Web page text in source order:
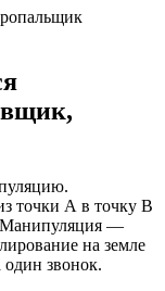
точки А в точку B
Манипуляция —
на земле
звонок.